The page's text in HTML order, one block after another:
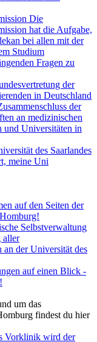
Die
hat die Aufgabe,
bei allen mit der
Studium
Fragen zu
der
in Deutschland
der
an medizinischen
und Universitäten in
des Saarlandes
meine Uni
auf den Seiten der
Selbstverwaltung
aller
an der Universität des
auf einen Blick -
um das
findest du hier
Vorklinik wird der